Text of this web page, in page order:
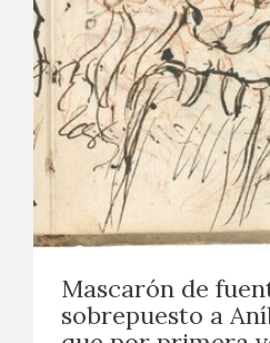
Mascarón de
sobrepuesto a